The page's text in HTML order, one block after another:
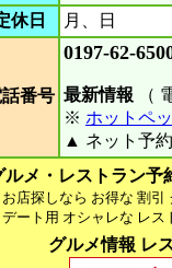
休日
月、日
番号
0197-62-
最新情報 （
※ ホットペ
▲ ネット予
ルメ・レストラン予
店探しなら お得な 割引
ート用 オシャレな レス
グルメ情報 レ